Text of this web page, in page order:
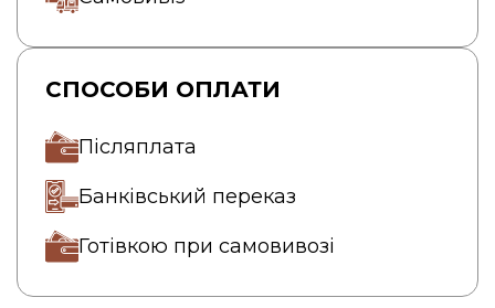
СПОСОБИ ОПЛАТИ
Післяплата
Банківський переказ
Готівкою при самовивозі